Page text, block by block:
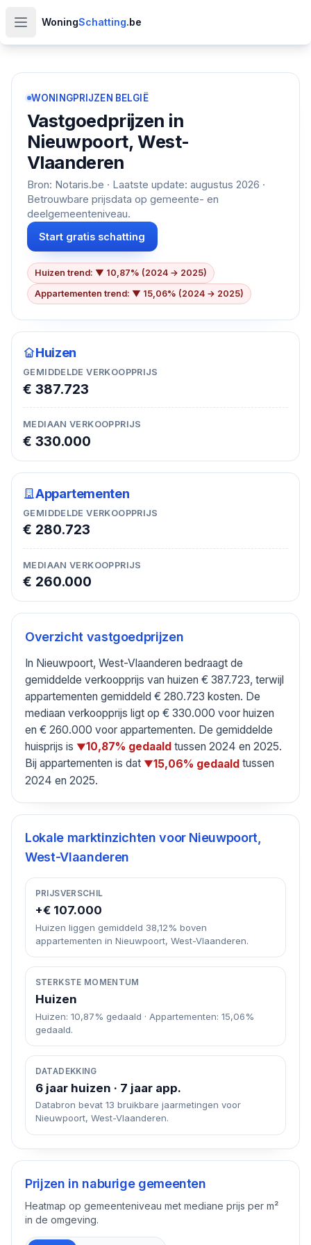
Open hoofdmenu
WoningSchatting.be
WONINGPRIJZEN BELGIË
Vastgoedprijzen in
Nieuwpoort, West-
Vlaanderen
Bron: Notaris.be · Laatste update: augustus 2026 ·
Betrouwbare prijsdata op gemeente- en
deelgemeenteniveau.
Start gratis schatting
Huizen trend: ▼ 10,87% (2024 → 2025)
Appartementen trend: ▼ 15,06% (2024 → 2025)
Huizen
GEMIDDELDE VERKOOPPRIJS
€ 387.723
MEDIAAN VERKOOPPRIJS
€ 330.000
Appartementen
GEMIDDELDE VERKOOPPRIJS
€ 280.723
MEDIAAN VERKOOPPRIJS
€ 260.000
Overzicht vastgoedprijzen
In Nieuwpoort, West-Vlaanderen bedraagt de
gemiddelde verkoopprijs van huizen € 387.723, terwijl
appartementen gemiddeld € 280.723 kosten. De
mediaan verkoopprijs ligt op € 330.000 voor huizen
en € 260.000 voor appartementen. De gemiddelde
huisprijs is ▼10,87% gedaald tussen 2024 en 2025.
Bij appartementen is dat ▼15,06% gedaald tussen
2024 en 2025.
Lokale marktinzichten voor Nieuwpoort,
West-Vlaanderen
PRIJSVERSCHIL
+€ 107.000
Huizen liggen gemiddeld 38,12% boven
appartementen in Nieuwpoort, West-Vlaanderen.
STERKSTE MOMENTUM
Huizen
Huizen: 10,87% gedaald · Appartementen: 15,06%
gedaald.
DATADEKKING
6 jaar huizen · 7 jaar app.
Databron bevat 13 bruikbare jaarmetingen voor
Nieuwpoort, West-Vlaanderen.
Prijzen in naburige gemeenten
Heatmap op gemeenteniveau met mediane prijs per m²
in de omgeving.